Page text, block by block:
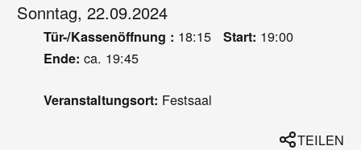
Sonntag, 22.09.2024
Tür-/Kassenöffnung : 18:15 Start: 19:00
Ende: ca. 19:45
Veranstaltungsort: Festsaal
TEILEN